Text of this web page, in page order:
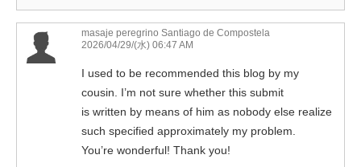
masaje peregrino Santiago de Compostela
2026/04/29/(水) 06:47 AM
I used to be recommended this blog by my
cousin. I’m not sure whether this submit
is written by means of him as nobody else realize
such specified approximately my problem.
You’re wonderful! Thank you!